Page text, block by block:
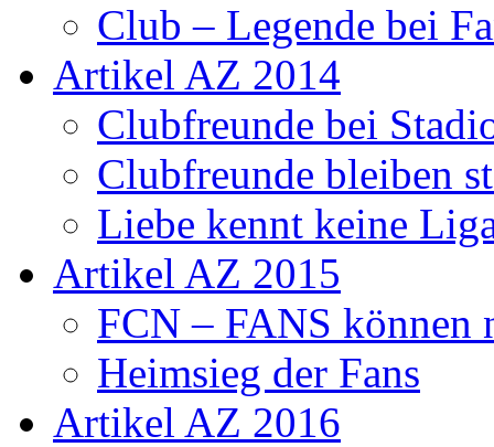
Club – Legende bei
Artikel AZ 2014
Clubfreunde bei
Clubfreunde bleiben
Liebe kennt keine
Artikel AZ 2015
FCN – FANS können
Heimsieg der Fans
Artikel AZ 2016